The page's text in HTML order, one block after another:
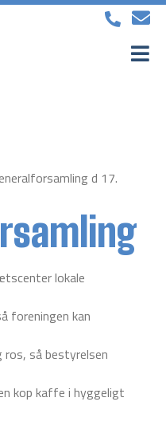
d 17.
lokale
foreningen kan
så bestyrelsen
kop kaffe i hyggeligt